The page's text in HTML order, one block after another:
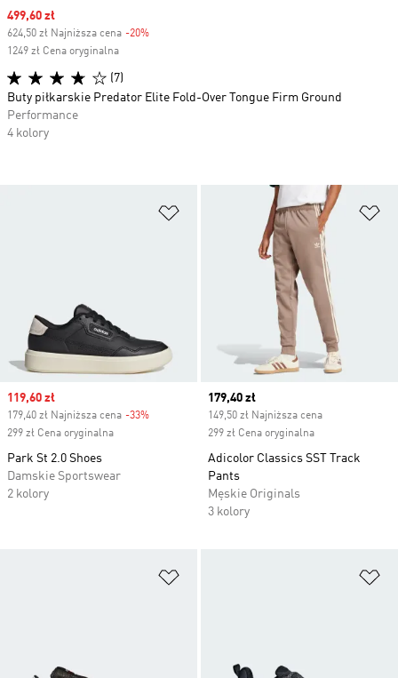
Dodaj do listy życzeń
Sale price
119,60 zł
179,40 zł Najniższa cena -33%
299 zł Cena oryginalna
Park St 2.0 Shoes
Damskie Sportswear
2 kolory
Current price
179,40 zł
149,50 zł Najniższa cena
299 zł Cena oryginalna
Adicolor Classics SST Track
Pants
Męskie Originals
3 kolory
Sale price
499,60 zł
624,50 zł Najniższa cena -20%
1249 zł Cena oryginalna
(7)
Buty piłkarskie Predator Elite Fold-Over Tongue Firm Ground
Performance
4 kolory